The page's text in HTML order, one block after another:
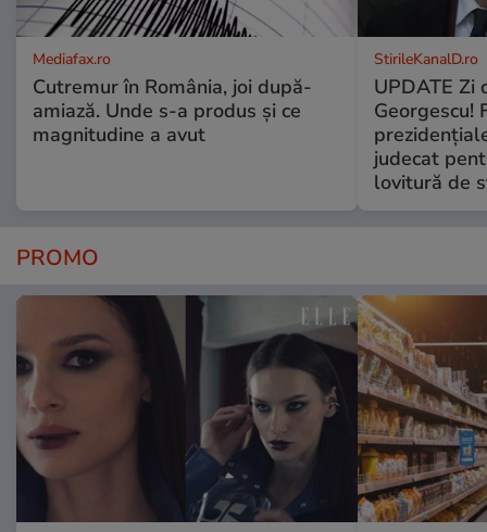
Mediafax.ro
Cutremur în România, joi după-
amiază. Unde s-a produs și ce
magnitudine a avut
StirileKanalD.ro
UPDATE Zi
Georgescu!
judecat
lovitură de
PROMO